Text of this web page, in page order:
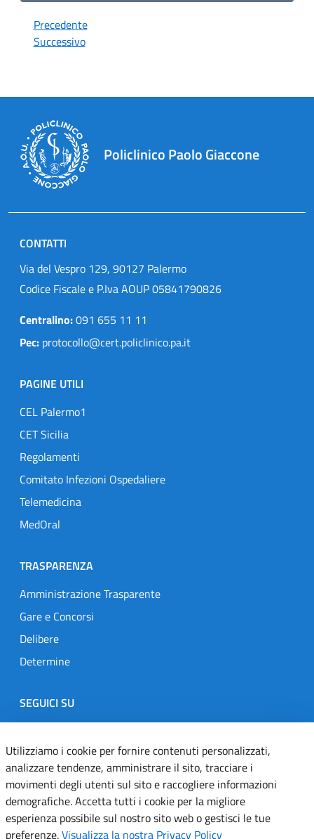
Precedente
Successivo
Policlinico Paolo Giaccone
CONTATTI
Via del Vespro 129, 90127 Palermo
Codice Fiscale e P.Iva AOUP 05841790826
Centralino:091 655 11 11
Pec: protocollo@cert.policlinico.pa.it
PAGINE UTILI
CEL Palermo1
CET Sicilia
Regolamenti
Comitato Infezioni Ospedaliere
Telemedicina
MedOral
TRASPARENZA
Amministrazione Trasparente
Gare e Concorsi
Delibere
Determine
SEGUICI SU
Designers Italia
TwitterInstagramYoutubeLinkedin
Dichiarazione di accessibilità
Informativa cookie
Utilizziamo i cookie per fornire contenuti personalizzati,
analizzare tendenze, amministrare il sito, tracciare i
movimenti degli utenti sul sito e raccogliere informazioni
demografiche. Accetta tutti i cookie per la migliore
esperienza possibile sul nostro sito web o gestisci le tue
preferenze.Visualizza la nostra Privacy Policy